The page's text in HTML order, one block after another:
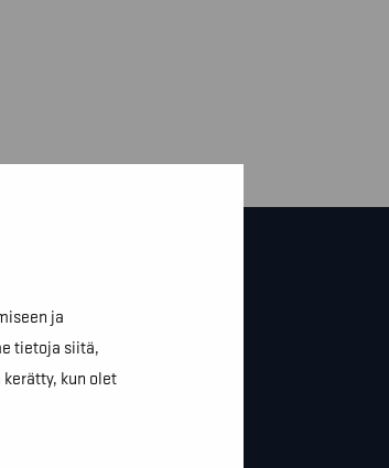
ja
tietoja siitä,
kun olet